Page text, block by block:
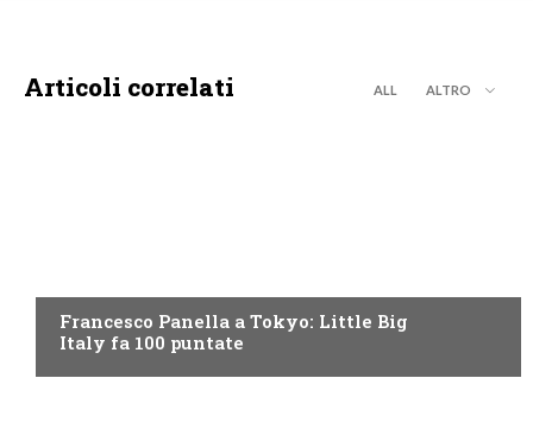
Articoli correlati ALL ALTRO
Francesco Panella a Tokyo: Little Big
Italy fa 100 puntate